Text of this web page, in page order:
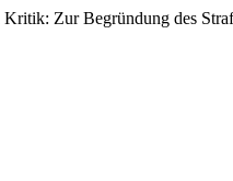
Zur Begründung des